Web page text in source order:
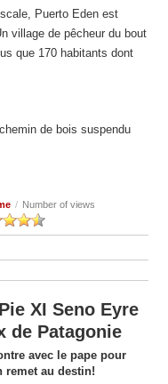
Puerto Eden est
village de pêcheur du bout
que 170 habitants dont
de bois suspendu
/ Number of views
XI Seno Eyre
de Patagonie
avec le pape pour
remet au destin!